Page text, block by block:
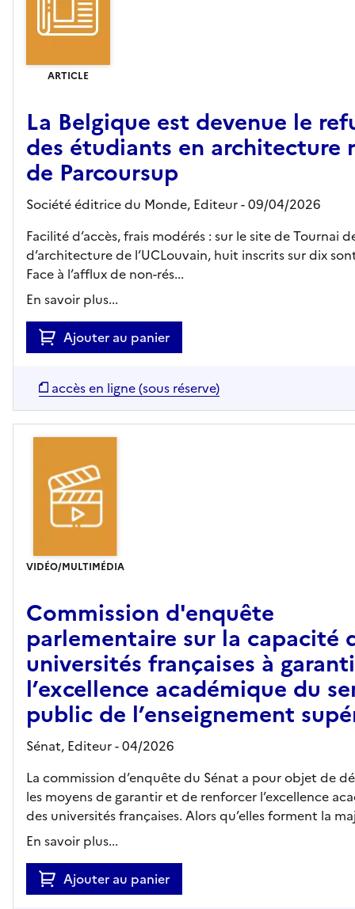
ARTICLE
La Belgique est devenue le
des étudiants en architecture
de Parcoursup
Société éditrice du Monde, Editeur- 09/04/2026
Facilité d’accès, frais modérés : sur le site de Tournai
d’architecture de l’UCLouvain, huit inscrits sur dix
Face à l’afflux de non-rés...
En savoir plus...
Ajouter au panier
accès en ligne (sous réserve)
VIDÉO/MULTIMÉDIA
Commission d'enquête
parlementaire sur la capacité
universités françaises à
l’excellence académique du
public de l’enseignement
Sénat, Editeur- 04/2026
La commission d’enquête du Sénat a pour objet de
les moyens de garantir et de renforcer l’excellence
des universités françaises. Alors qu’elles forment la
En savoir plus...
Ajouter au panier